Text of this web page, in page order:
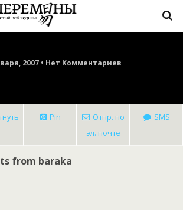
2007 • Нет Комментариев
Pin
Отпр. по
эл. почте
SMS
from baraka